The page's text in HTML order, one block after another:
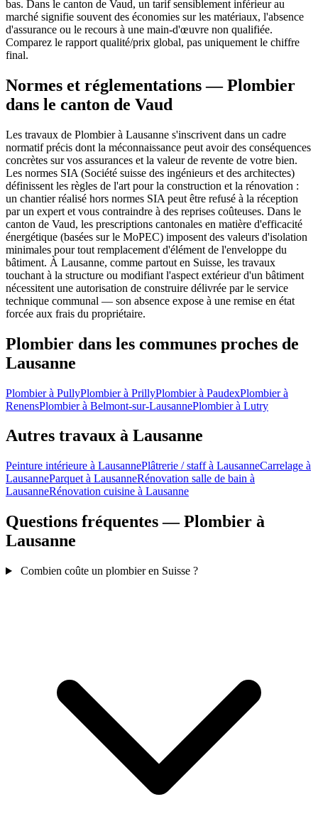
bas. Dans le canton de Vaud, un tarif sensiblement inférieur au
marché signifie souvent des économies sur les matériaux, l'absence
d'assurance ou le recours à une main-d'œuvre non qualifiée.
Comparez le rapport qualité/prix global, pas uniquement le chiffre
final.
Normes et réglementations — Plombier
dans le canton de Vaud
Les travaux de Plombier à Lausanne s'inscrivent dans un cadre
normatif précis dont la méconnaissance peut avoir des conséquences
concrètes sur vos assurances et la valeur de revente de votre bien.
Les normes SIA (Société suisse des ingénieurs et des architectes)
définissent les règles de l'art pour la construction et la rénovation :
un chantier réalisé hors normes SIA peut être refusé à la réception
par un expert et vous contraindre à des reprises coûteuses. Dans le
canton de Vaud, les prescriptions cantonales en matière d'efficacité
énergétique (basées sur le MoPEC) imposent des valeurs d'isolation
minimales pour tout remplacement d'élément de l'enveloppe du
bâtiment. À Lausanne, comme partout en Suisse, les travaux
touchant à la structure ou modifiant l'aspect extérieur d'un bâtiment
nécessitent une autorisation de construire délivrée par le service
technique communal — son absence expose à une remise en état
forcée aux frais du propriétaire.
Plombier dans les communes proches de
Lausanne
Plombier à PullyPlombier à PrillyPlombier à PaudexPlombier à
RenensPlombier à Belmont-sur-LausannePlombier à Lutry
Autres travaux à Lausanne
Peinture intérieure à LausannePlâtrerie / staff à LausanneCarrelage à
LausanneParquet à LausanneRénovation salle de bain à
LausanneRénovation cuisine à Lausanne
Questions fréquentes — Plombier à
Lausanne
Combien coûte un plombier en Suisse ?